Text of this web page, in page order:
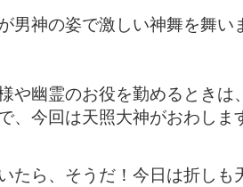
男神の姿で激しい神舞を舞い
や幽霊のお役を勤めるときは
、今回は天照大神がおわしま
たら、そうだ！今日は折しも